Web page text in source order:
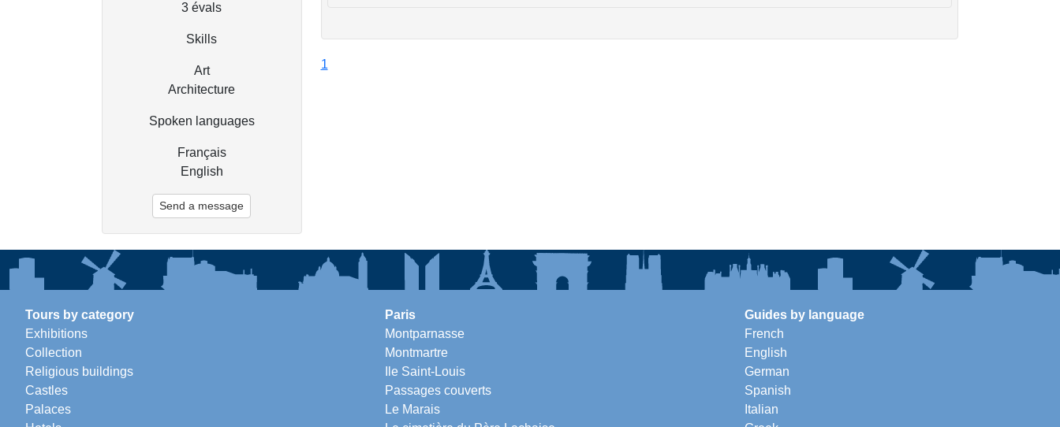
3 évals
Skills
Art
Architecture
Spoken languages
Français
English
Send a message
1
Tours by category
Exhibitions
Collection
Religious buildings
Castles
Palaces
Paris
Montparnasse
Montmartre
Ile Saint-Louis
Passages couverts
Le Marais
Guides by language
French
English
German
Spanish
Italian